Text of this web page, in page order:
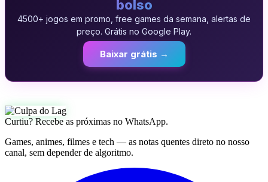
bolso
4500+ jogos em promo, free games da semana, alertas de
preço. Grátis no Google Play.
Baixar grátis →
Curtiu? Recebe as próximas no WhatsApp.
Games, animes, filmes e tech — as notas quentes direto no nosso
canal, sem depender de algoritmo.